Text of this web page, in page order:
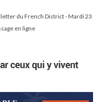
du French District - Mardi 23
en ligne